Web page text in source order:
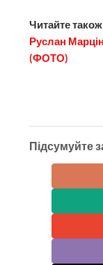
Читайте
Руслан
(ФОТО)
Підсумуйте